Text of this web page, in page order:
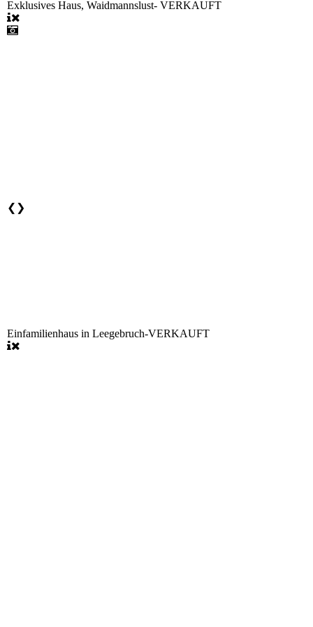
Exklusives Haus, Waidmannslust- VERKAUFT
❮ ❯
Einfamilienhaus in Leegebruch-VERKAUFT